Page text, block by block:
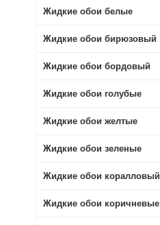
Жидкие обои белые
Жидкие обои бирюзовый
Жидкие обои бордовый
Жидкие обои голубые
Жидкие обои желтые
Жидкие обои зеленые
Жидкие обои коралловый
Жидкие обои коричневые